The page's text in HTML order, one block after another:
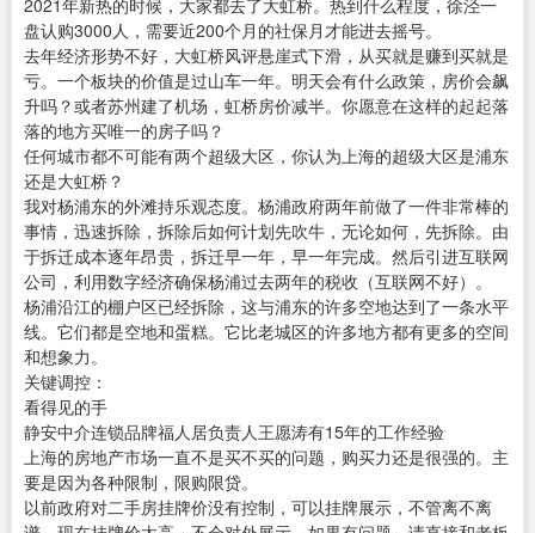
2021年新热的时候，大家都去了大虹桥。热到什么程度，徐泾一
盘认购3000人，需要近200个月的社保月才能进去摇号。
去年经济形势不好，大虹桥风评悬崖式下滑，从买就是赚到买就是
亏。一个板块的价值是过山车一年。明天会有什么政策，房价会飙
升吗？或者苏州建了机场，虹桥房价减半。你愿意在这样的起起落
落的地方买唯一的房子吗？
任何城市都不可能有两个超级大区，你认为上海的超级大区是浦东
还是大虹桥？
我对杨浦东的外滩持乐观态度。杨浦政府两年前做了一件非常棒的
事情，迅速拆除，拆除后如何计划先吹牛，无论如何，先拆除。由
于拆迁成本逐年昂贵，拆迁早一年，早一年完成。然后引进互联网
公司，利用数字经济确保杨浦过去两年的税收（互联网不好）。
杨浦沿江的棚户区已经拆除，这与浦东的许多空地达到了一条水平
线。它们都是空地和蛋糕。它比老城区的许多地方都有更多的空间
和想象力。
关键调控：
看得见的手
静安中介连锁品牌福人居负责人王愿涛有15年的工作经验
上海的房地产市场一直不是买不买的问题，购买力还是很强的。主
要是因为各种限制，限购限贷。
以前政府对二手房挂牌价没有控制，可以挂牌展示，不管离不离